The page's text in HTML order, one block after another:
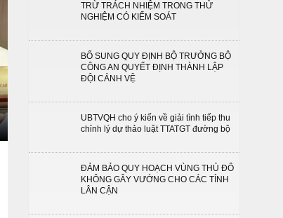
TRỪ TRÁCH NHIỆM TRONG THỬ
NGHIỆM CÓ KIỂM SOÁT
BỔ SUNG QUY ĐỊNH BỘ TRƯỞNG BỘ
CÔNG AN QUYẾT ĐỊNH THÀNH LẬP
ĐỘI CẢNH VỆ
UBTVQH cho ý kiến về giải tình tiếp thu
chỉnh lý dự thảo luật TTATGT đường bộ
ĐẢM BẢO QUY HOẠCH VÙNG THỦ ĐÔ
KHÔNG GÂY VƯỚNG CHO CÁC TỈNH
LÂN CẬN